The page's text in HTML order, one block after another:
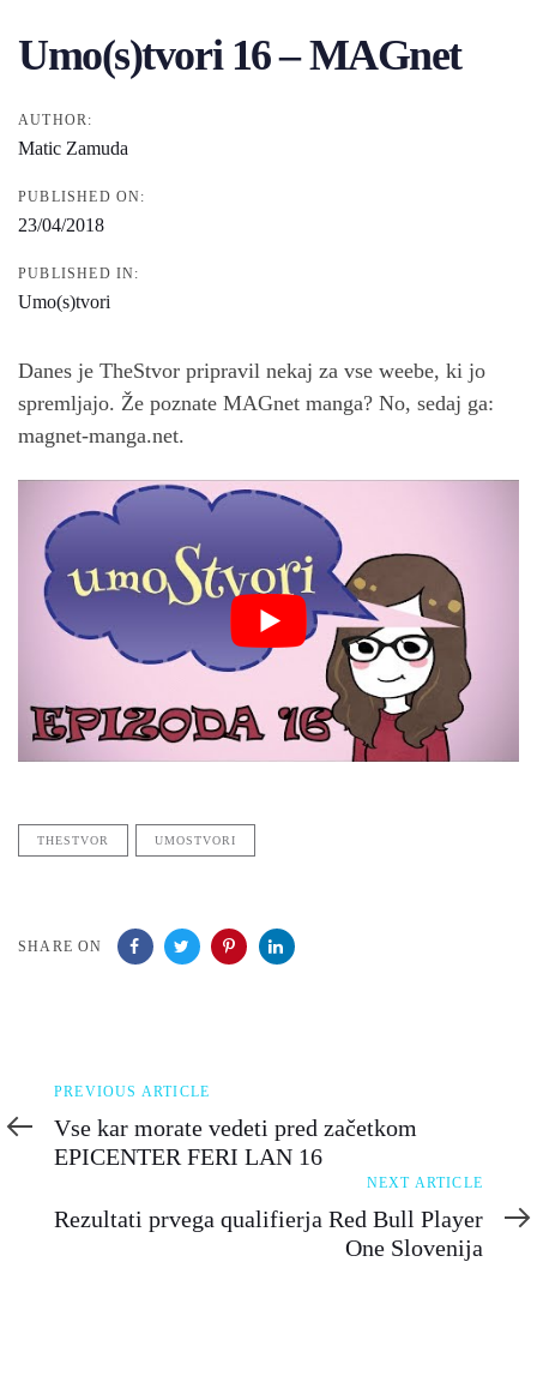
Umo(s)tvori 16 – MAGnet
AUTHOR:
Matic Zamuda
PUBLISHED ON:
23/04/2018
PUBLISHED IN:
Umo(s)tvori
Danes je TheStvor pripravil nekaj za vse weebe, ki jo
spremljajo. Že poznate MAGnet manga? No, sedaj ga:
magnet-manga.net.
THESTVOR UMOSTVORI
SHARE ON
Previous
Article
PREVIOUS ARTICLE
Vse kar morate vedeti pred začetkom
EPICENTER FERI LAN 16
Article
NEXT ARTICLE
Rezultati prvega qualifierja Red Bull Player
One Slovenija